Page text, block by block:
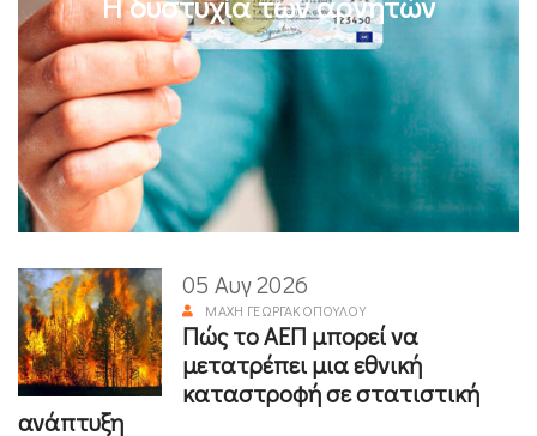
05 Αυγ 2026
ΜΆΧΗ ΓΕΩΡΓΑΚΟΠΟΎΛΟΥ
Πώς το ΑΕΠ μπορεί να
μετατρέπει μια εθνική
καταστροφή σε στατιστική
ανάπτυξη